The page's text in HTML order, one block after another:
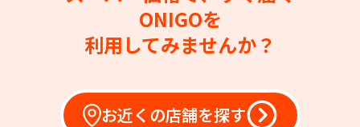
ONIGOを
利用してみませんか？
お近くの店舗を探す